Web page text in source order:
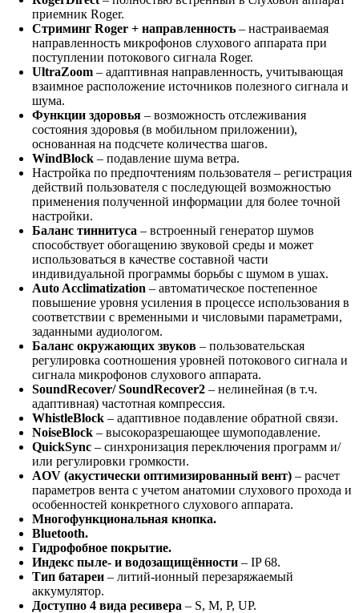
приемник Roger.
Стриминг Roger + направленность – настраиваемая
направленность микрофонов слухового аппарата при
поступлении потокового сигнала Roger.
UltraZoom – адаптивная направленность, учитывающая
взаимное расположение источников полезного сигнала и
шума.
Функции здоровья – возможность отслеживания
состояния здоровья (в мобильном приложении),
основанная на подсчете количества шагов.
WindBlock – подавление шума ветра.
Настройка по предпочтениям пользователя – регистрация
действий пользователя с последующей возможностью
применения полученной информации для более точной
настройки.
Баланс тиннитуса – встроенный генератор шумов
способствует обогащению звуковой среды и может
использоваться в качестве составной части
индивидуальной программы борьбы с шумом в ушах.
Auto Acclimatization – автоматическое постепенное
повышение уровня усиления в процессе использования в
соответствии с временными и числовыми параметрами,
заданными аудиологом.
Баланс окружающих звуков – пользовательская
регулировка соотношения уровней потокового сигнала и
сигнала микрофонов слухового аппарата.
SoundRecover/ SoundRecover2 – нелинейная (в т.ч.
адаптивная) частотная компрессия.
WhistleBlock – адаптивное подавление обратной связи.
NoiseBlock – высокоразрешающее шумоподавление.
QuickSync – синхронизация переключения программ и/
или регулировки громкости.
AOV (акустически оптимизированный вент) – расчет
параметров вента с учетом анатомии слухового прохода и
особенностей конкретного слухового аппарата.
Многофункциональная кнопка.
Bluetooth.
Гидрофобное покрытие.
Индекс пыле- и водозащищённости – IP 68.
Тип батареи – литий-ионный перезаряжаемый
аккумулятор.
Доступно 4 вида ресивера – S, M, P, UP.